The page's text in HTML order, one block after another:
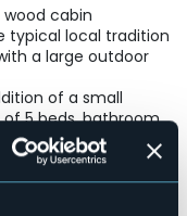
cabin
typical local tradition
a large outdoor
of a small
5 beds, bathroom
large living room
heating system
thermostat.